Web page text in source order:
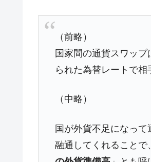
『Money1』
ドを掲げる「在韓反米勢力」
『Money1』 JPモルガン「
『Money1』
『Money1』 韓国鉄鋼最大
『Money1』
米国下院「韓
（前略）
国家間の通貨スワッ
られた為替レートで相
（中略）
国が外貨不足になっ
融通してくれること